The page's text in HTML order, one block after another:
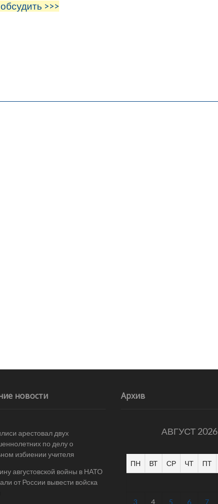
>>>
новости
арестовал двух
по делу о
избиении учителя
августовской войны в НАТО
от России вывести войска
Архив
АВГУСТ 2026
ПН ВТ СР ЧТ ПТ
3 4 5 6 7